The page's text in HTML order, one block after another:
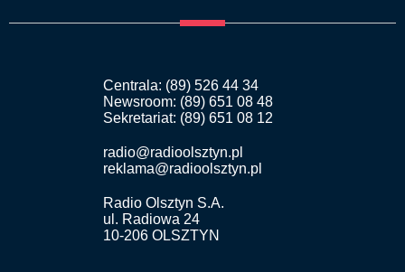
Centrala: (89) 526 44 34
Newsroom: (89) 651 08 48
Sekretariat: (89) 651 08 12
radio@radioolsztyn.pl
reklama@radioolsztyn.pl
Radio Olsztyn S.A.
ul. Radiowa 24
10-206 OLSZTYN